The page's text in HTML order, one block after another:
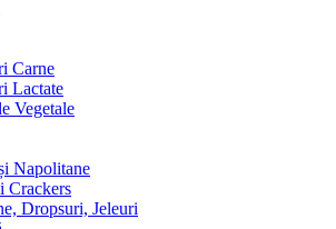
Carne
Lactate
Vegetale
Napolitane
Crackers
Dropsuri, Jeleuri